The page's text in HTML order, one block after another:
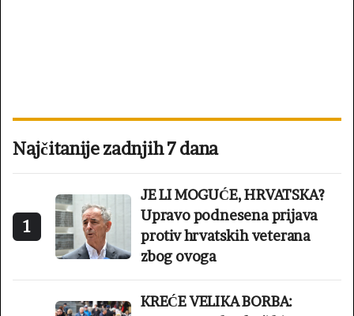
Najčitanije zadnjih 7 dana
1
JE LI MOGUĆE, HRVATSKA?
Upravo podnesena prijava
protiv hrvatskih veterana
zbog ovoga
KREĆE VELIKA BORBA: